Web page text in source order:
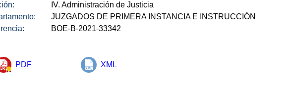
IV. Administración de Justicia
JUZGADOS DE PRIMERA INSTANCIA E INSTRUCCIÓN
BOE-B-2021-33342
PDF XML